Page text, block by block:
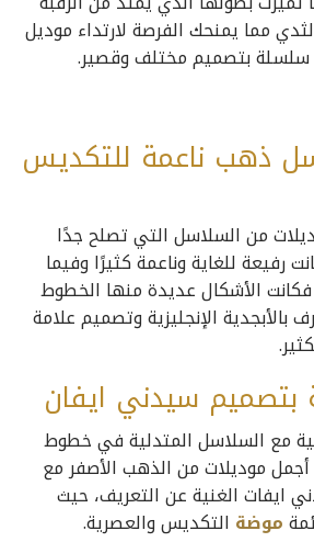
مما يمنحك الفرصة لارتداء موديل
سلسلة بتصميم مختلف وقصير.
ذهب ناعمة للتكديس
من السلاسل التي تصلح جدًا
رفيعة للغاية وناعمة كثيرًا وفيما
الأشكال عديدة منها الخطوط
الإنجليزية وتصميم علامة
سيدني ايفان
مع السلاسل المتدلية في خطوط
موديلات من الذهب الأصفر مع
ايفات الغنية عن التعريف، حيث
موضة التكديس والعصرية.